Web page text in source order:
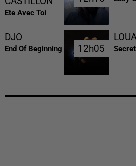
Ete Avec Toi
DJO
End Of Beginning 12h05
12h05 Secret